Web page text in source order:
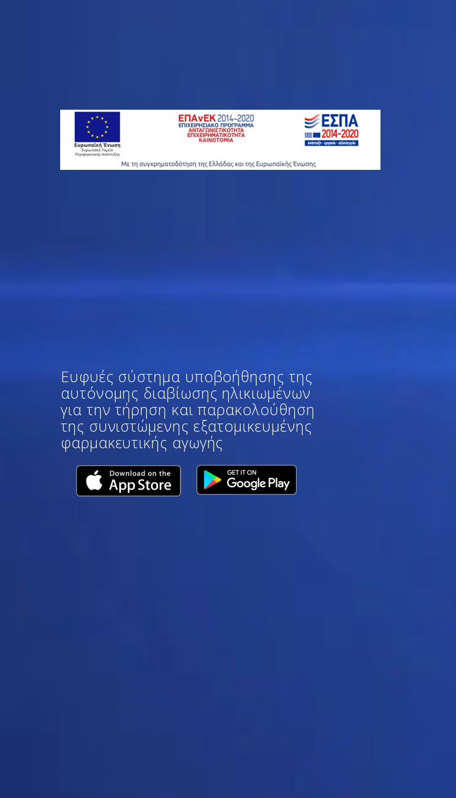
Ευφυές σύστημα υποβοήθησης της
αυτόνομης διαβίωσης ηλικιωμένων
για την τήρηση και παρακολούθηση
της συνιστώμενης εξατομικευμένης
φαρμακευτικής αγωγής